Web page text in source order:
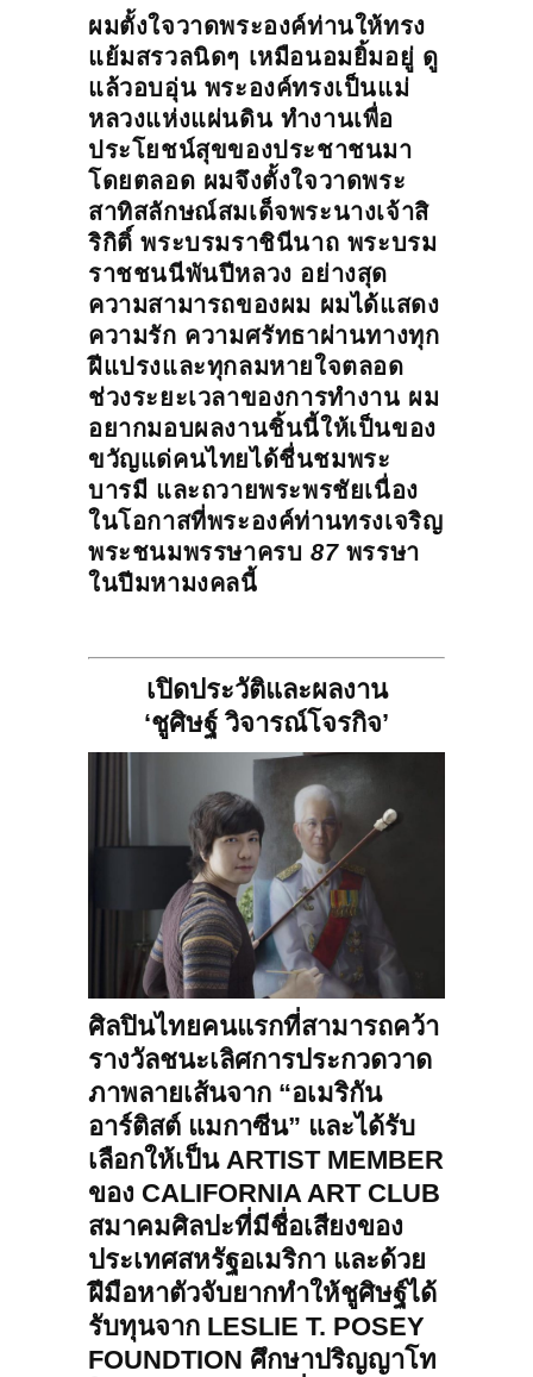
ผมตั้งใจวาดพระองค์ท่านให้ทรง
แย้มสรวลนิดๆ เหมือนอมยิ้มอยู่ ดู
แล้วอบอุ่น พระองค์ทรงเป็นแม่
หลวงแห่งแผ่นดิน ทำงานเพื่อ
ประโยชน์สุขของประชาชนมา
โดยตลอด ผมจึงตั้งใจวาดพระ
สาทิสลักษณ์สมเด็จพระนางเจ้าสิ
ริกิติ์ พระบรมราชินีนาถ พระบรม
ราชชนนีพันปีหลวง อย่างสุด
ความสามารถของผม ผมได้แสดง
ความรัก ความศรัทธาผ่านทางทุก
ฝีแปรงและทุกลมหายใจตลอด
ช่วงระยะเวลาของการทำงาน ผม
อยากมอบผลงานชิ้นนี้ให้เป็นของ
ขวัญแด่คนไทยได้ชื่นชมพระ
บารมี และถวายพระพรชัยเนื่อง
ในโอกาสที่พระองค์ท่านทรงเจริญ
พระชนมพรรษาครบ87 พรรษา
ในปีมหามงคลนี้
เปิดประวัติและผลงาน
‘ชูศิษฐ์ วิจารณ์โจรกิจ’
ศิลปินไทยคนแรกที่สามารถคว้า
รางวัลชนะเลิศการประกวดวาด
ภาพลายเส้นจาก “อเมริกัน
อาร์ติสต์ แมกาซีน” และได้รับ
เลือกให้เป็น ARTIST MEMBER
ของ CALIFORNIA ART CLUB
สมาคมศิลปะที่มีชื่อเสียงของ
ประเทศสหรัฐอเมริกา และด้วย
ฝีมือหาตัวจับยากทำให้ชูศิษฐ์ได้
รับทุนจาก LESLIE T. POSEY
FOUNDTION ศึกษาปริญญาโท